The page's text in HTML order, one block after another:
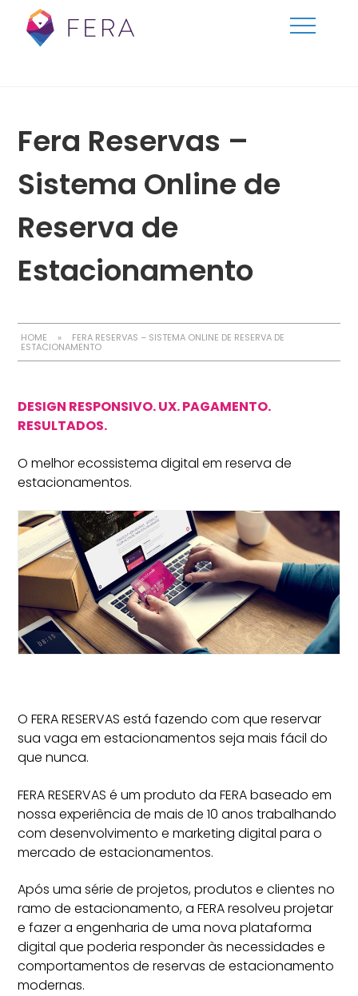
Fera Reservas –
Sistema Online de
Reserva de
Estacionamento
HOME » FERA RESERVAS – SISTEMA ONLINE DE RESERVA DE
ESTACIONAMENTO
DESIGN RESPONSIVO. UX. PAGAMENTO.
RESULTADOS.
O melhor ecossistema digital em reserva de
estacionamentos.
O FERA RESERVAS está fazendo com que reservar
sua vaga em estacionamentos seja mais fácil do
que nunca.
FERA RESERVAS é um produto da FERA baseado em
nossa experiência de mais de 10 anos trabalhando
com desenvolvimento e marketing digital para o
mercado de estacionamentos.
Após uma série de projetos, produtos e clientes no
ramo de estacionamento, a FERA resolveu projetar
e fazer a engenharia de uma nova plataforma
digital que poderia responder às necessidades e
comportamentos de reservas de estacionamento
modernas.